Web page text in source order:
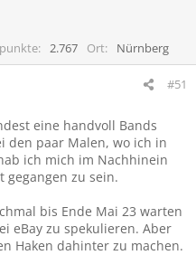
2.767 Ort Nürnberg
#51
eine handvoll Bands
den paar Malen, wo ich in
ich mich im Nachhinein
zu sein.
bis Ende Mai 23 warten
eBay zu spekulieren. Aber
Haken dahinter zu machen.